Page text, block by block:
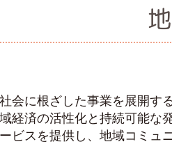
会に根ざした事業を展開
経済の活性化と持続可能
ビスを提供し、地域コミュ